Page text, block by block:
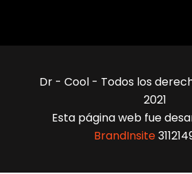
Dr - Cool - Todos los
2021
Esta página web fue
BrandInsite